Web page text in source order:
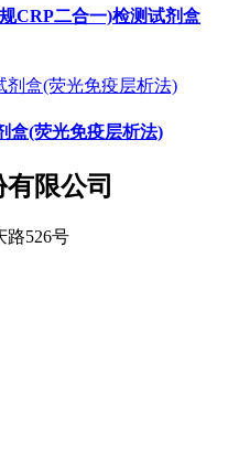
CRP二合一)检测试剂盒
盒(荧光免疫层析法)
限公司
路526号